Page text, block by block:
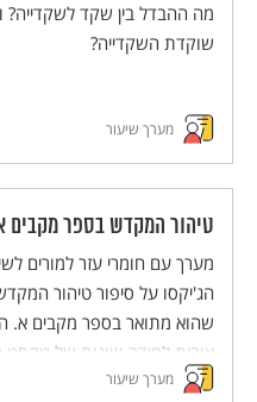
מה ההבדל בין שקד לשקדייה?
שוקדת השקדייה?
מערך שיעור
טיהור המקדש בספר מקבים
מערך עם חומרי עזר למורים
הג'יקסו על סיפור טיהור
שהוא מתואר בספר מקבים א.
צורות למידה שונות של טקסט
לעבודה קבוצתית שבה לכל
מערך שיעור